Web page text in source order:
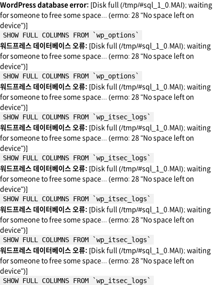
WordPress database error: [Disk full (/tmp/#sql_1_0.MAI); waiting
for someone to free some space... (errno: 28 "No space left on
device")]
SHOW FULL COLUMNS FROM `wp_options`
워드프레스 데이터베이스 오류: [Disk full (/tmp/#sql_1_0.MAI); waiting
for someone to free some space... (errno: 28 "No space left on
device")]
SHOW FULL COLUMNS FROM `wp_options`
워드프레스 데이터베이스 오류: [Disk full (/tmp/#sql_1_0.MAI); waiting
for someone to free some space... (errno: 28 "No space left on
device")]
SHOW FULL COLUMNS FROM `wp_itsec_logs`
워드프레스 데이터베이스 오류: [Disk full (/tmp/#sql_1_0.MAI); waiting
for someone to free some space... (errno: 28 "No space left on
device")]
SHOW FULL COLUMNS FROM `wp_itsec_logs`
워드프레스 데이터베이스 오류: [Disk full (/tmp/#sql_1_0.MAI); waiting
for someone to free some space... (errno: 28 "No space left on
device")]
SHOW FULL COLUMNS FROM `wp_itsec_logs`
워드프레스 데이터베이스 오류: [Disk full (/tmp/#sql_1_0.MAI); waiting
for someone to free some space... (errno: 28 "No space left on
device")]
SHOW FULL COLUMNS FROM `wp_itsec_logs`
워드프레스 데이터베이스 오류: [Disk full (/tmp/#sql_1_0.MAI); waiting
for someone to free some space... (errno: 28 "No space left on
device")]
SHOW FULL COLUMNS FROM `wp_itsec_logs`